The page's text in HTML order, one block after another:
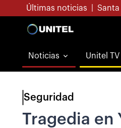
Últimas noticias
Noticias Unitel TV
Seguridad
Tragedia en